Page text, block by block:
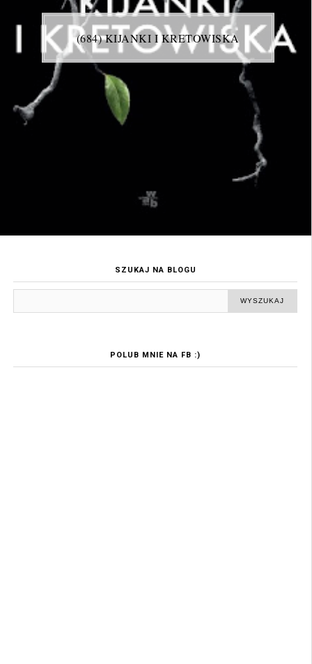
(684) KIJANKI I KRETOWISKA
SZUKAJ NA BLOGU
POLUB MNIE NA FB :)